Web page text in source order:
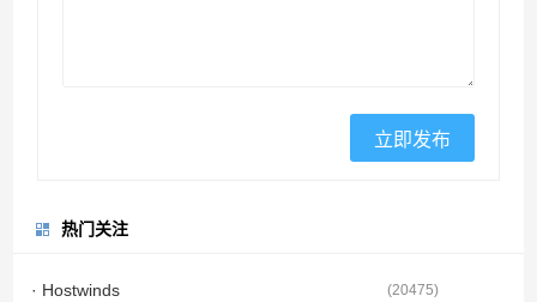
热门关注
· Hostwinds (20475)